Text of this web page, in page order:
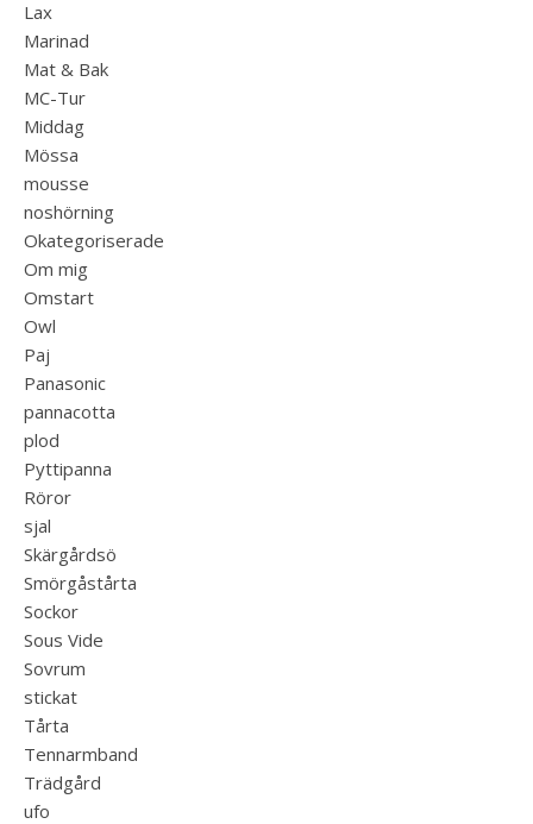
Lax
Marinad
Mat & Bak
MC-Tur
Middag
Mössa
mousse
noshörning
Okategoriserade
Om mig
Omstart
Owl
Paj
Panasonic
pannacotta
plod
Pyttipanna
Röror
sjal
Skärgårdsö
Smörgåstårta
Sockor
Sous Vide
Sovrum
stickat
Tårta
Tennarmband
Trädgård
ufo